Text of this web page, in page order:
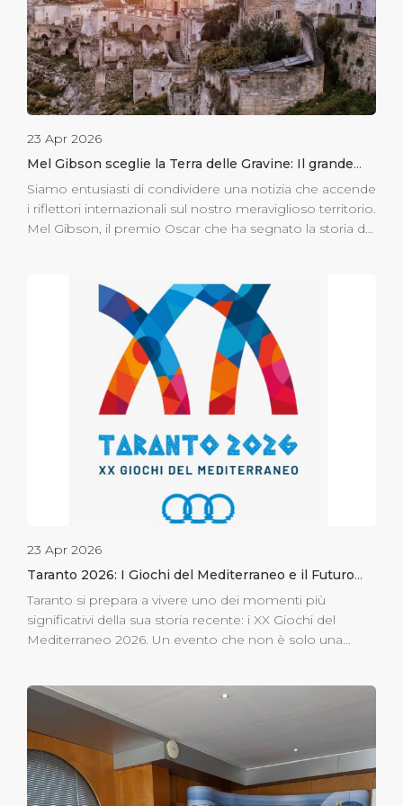
23 Apr 2026
Mel Gibson sceglie la Terra delle Gravine: Il grande
cinema sbarca a Ginosa
Siamo entusiasti di condividere una notizia che accende
i riflettori internazionali sul nostro meraviglioso territorio.
Mel Gibson, il premio Oscar che ha segnato la storia del
kolossal: “The Resurrection of the Christ”, l’attesissimo
sequel de La Passione di Cristo. Un set naturale a pochi
passi dal Porto di Taranto Vedere il rione Casale di
Ginosa trasformarsi in un set cinematografico
internazionale è una conferma della bellezza
mozzafiato della provincia di Taranto. Le grotte, le pareti
rocciose e l’architettura rupestre della Gravina offrono
23 Apr 2026
Taranto 2026: I Giochi del Mediterraneo e il Futuro
del Turismo Crocieristico
Taranto si prepara a vivere uno dei momenti più
significativi della sua storia recente: i XX Giochi del
Mediterraneo 2026. Un evento che non è solo una
Due Mari”. In questo scenario di grande fermento,
Taranto Cruise Port si conferma il punto di accesso
privilegiato per chiunque voglia scoprire la bellezza e
l’energia del nostro territorio. Un Evento Internazionale
nel Cuore della Puglia Dal 21 agosto 2026, Taranto
accoglierà oltre 4.500 atleti provenienti da 26 Paesi